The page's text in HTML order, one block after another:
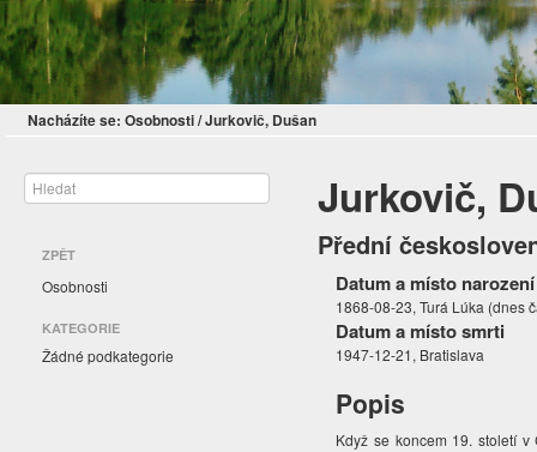
Nacházíte se: Osobnosti/Jurkovič, Dušan
ZPĚT
Osobnosti
KATEGORIE
Žádné podkategorie
Jurkovič,
Přední
Datum a místo narození
1868-08-23, Turá Lúka (dnes
Datum a místo smrti
1947-12-21, Bratislava
Popis
Když se koncem 19. století